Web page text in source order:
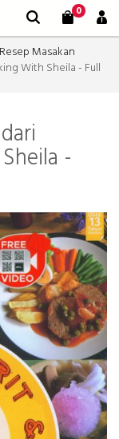
0
Resep Masakan
With Sheila - Full
-